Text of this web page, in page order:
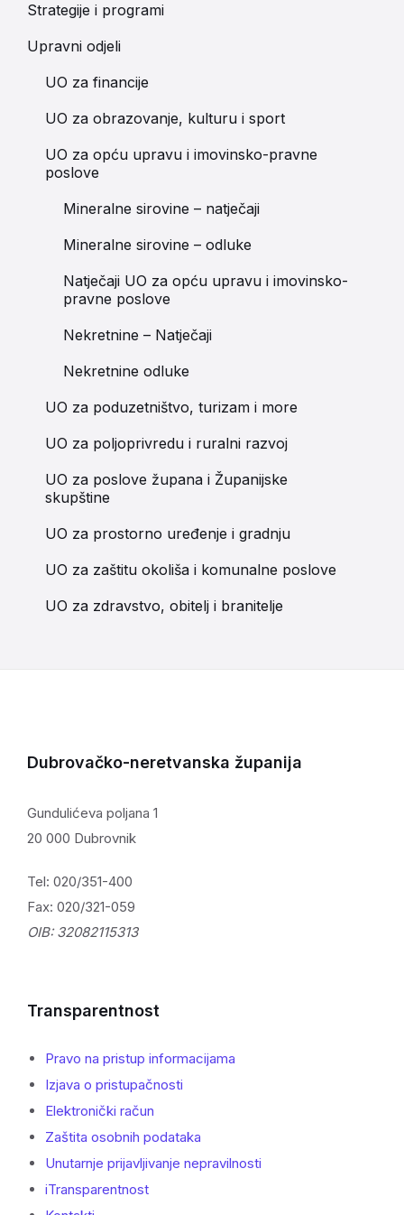
Strategije i programi
Upravni odjeli
UO za financije
UO za obrazovanje, kulturu i sport
UO za opću upravu i imovinsko-pravne
poslove
Mineralne sirovine – natječaji
Mineralne sirovine – odluke
Natječaji UO za opću upravu i imovinsko-
pravne poslove
Nekretnine – Natječaji
Nekretnine odluke
UO za poduzetništvo, turizam i more
UO za poljoprivredu i ruralni razvoj
UO za poslove župana i Županijske
skupštine
UO za prostorno uređenje i gradnju
UO za zaštitu okoliša i komunalne poslove
UO za zdravstvo, obitelj i branitelje
Dubrovačko-neretvanska županija
Gundulićeva poljana 1
20 000 Dubrovnik
Tel: 020/351-400
Fax: 020/321-059
OIB: 32082115313
Transparentnost
Pravo na pristup informacijama
Izjava o pristupačnosti
Elektronički račun
Zaštita osobnih podataka
Unutarnje prijavljivanje nepravilnosti
iTransparentnost